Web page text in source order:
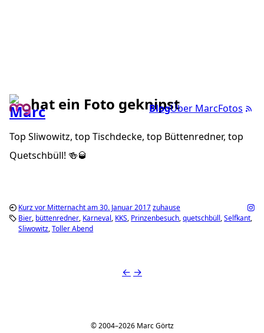
BlogÜber MarcFotos
hat ein Foto geknipst
Top Sliwowitz, top Tischdecke, top Büttenredner, top
Quetschbüll! 🍻🥃
Kurz vor Mitternacht am 30. Januar 2017zuhause
Bier büttenredner Karneval KKS Prinzenbesuch quetschbüll Selfkant
Sliwowitz Toller Abend
← →
© 2004–2026 Marc Görtz